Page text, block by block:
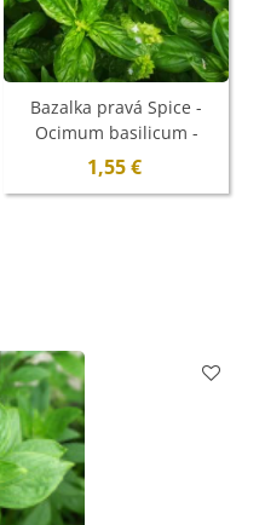
Bazalka pravá Spice -
Ocimum basilicum -
semená - 30 ks
1,55 €